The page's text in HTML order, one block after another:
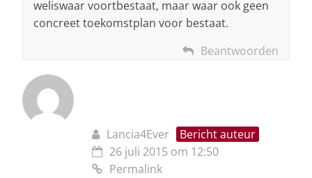
weliswaar voortbestaat, maar waar ook geen
concreet toekomstplan voor bestaat.
Beantwoorden
Lancia4Ever
Bericht auteur
26 juli 2015 om 12:50
Permalink